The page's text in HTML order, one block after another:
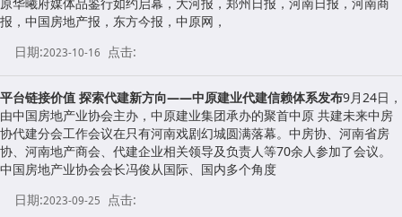
报，中国房地产报，东方今报，中原网，
日期:2023-10-16 点击:
平台链接价值 探索代建新方向——中原建业代建信赖体系发布9月24日，
由中国房地产业协会主办，中原建业集团承办的聚首中原 共建未来中房
协代建分会工作会议在只有河南戏剧幻城圆满落幕。中房协、河南省房
协、河南地产商会、代建企业相关领导及负责人等70余人参加了会议。
中国房地产业协会会长冯俊从国际、国内多个角度
日期:2023-09-25 点击: